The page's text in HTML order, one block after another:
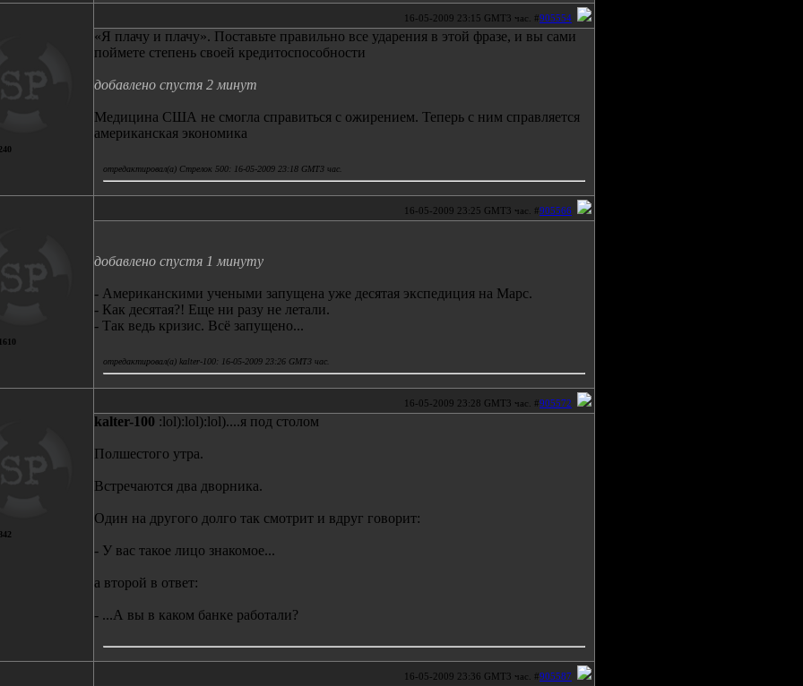
240
16-05-2009 23:15 GMT3 час. #905554
«Я плачу и плачу». Поставьте правильно все ударения в этой фразе, и вы сами
поймете степень своей кредитоспособности
добавлено спустя 2 минут
Медицина США не смогла справиться с ожирением. Теперь с ним справляется
американская экономика
отредактировал(а) Стрелок 500: 16-05-2009 23:18 GMT3 час.
1610
16-05-2009 23:25 GMT3 час. #905566
добавлено спустя 1 минуту
- Американскими учеными запущена уже десятая экспедиция на Марс.
- Как десятая?! Еще ни разу не летали.
- Так ведь кризис. Всё запущено...
отредактировал(а) kalter-100: 16-05-2009 23:26 GMT3 час.
16-05-2009 23:28 GMT3 час. #905572
kalter-100 :lol):lol):lol)....я под столом
Полшестого утра.
Встречаются два дворника.
Один на другого долго так смотрит и вдруг говорит:
- У вас такое лицо знакомое...
а второй в ответ:
- ...А вы в каком банке работали?
16-05-2009 23:36 GMT3 час. #905587